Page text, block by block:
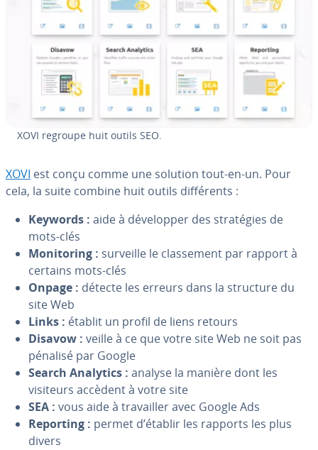
XOVI regroupe huit outils SEO.
XOVI est conçu comme une solution tout-en-un. Pour
cela, la suite combine huit outils dif­fé­rents :
Keywords : aide à dé­ve­lop­per des stra­té­gies de
mots-clés
Mo­ni­to­ring : surveille le clas­se­ment par rapport à
certains mots-clés
Onpage : détecte les erreurs dans la structure du
site Web
Links : établit un profil de liens retours
Disavow : veille à ce que votre site Web ne soit pas
pénalisé par Google
Search Analytics : analyse la manière dont les
visiteurs accèdent à votre site
SEA : vous aide à tra­vail­ler avec Google Ads
Reporting : permet d’établir les rapports les plus
divers